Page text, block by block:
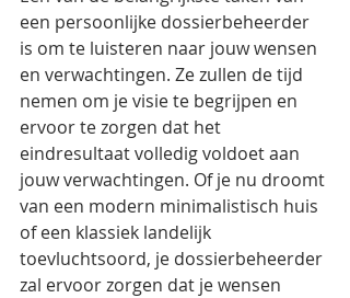
een persoonlijke dossierbeheerder
is om te luisteren naar jouw wensen
en verwachtingen. Ze zullen de tijd
nemen om je visie te begrijpen en
ervoor te zorgen dat het
eindresultaat volledig voldoet aan
jouw verwachtingen. Of je nu droomt
van een modern minimalistisch huis
of een klassiek landelijk
toevluchtsoord, je dossierbeheerder
zal ervoor zorgen dat je wensen